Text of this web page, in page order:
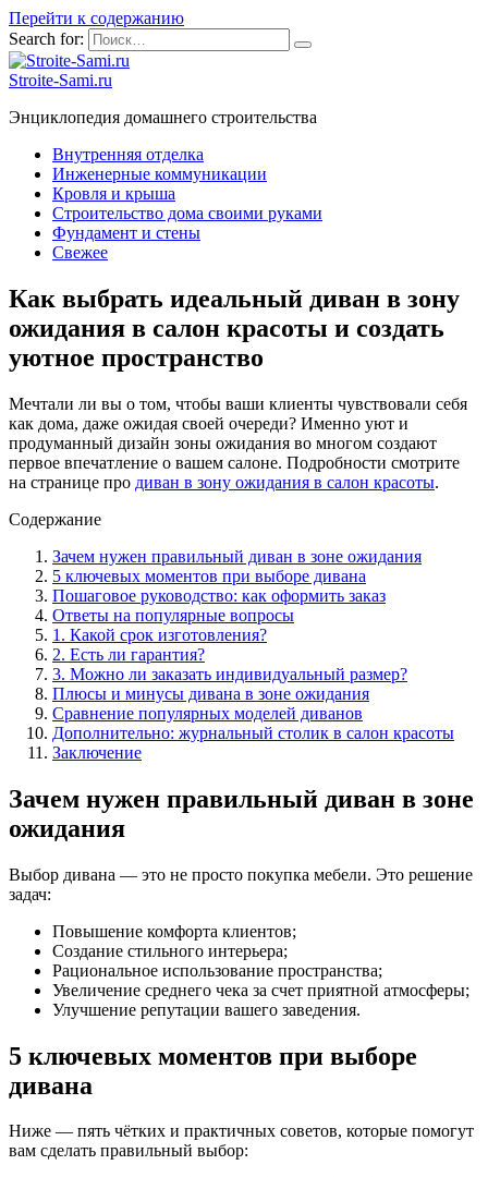
Перейти к содержанию
Search for:
Stroite-Sami.ru
Энциклопедия домашнего строительства
Внутренняя отделка
Инженерные коммуникации
Кровля и крыша
Строительство дома своими руками
Фундамент и стены
Свежее
Как выбрать идеальный диван в зону
ожидания в салон красоты и создать
уютное пространство
Мечтали ли вы о том, чтобы ваши клиенты чувствовали себя
как дома, даже ожидая своей очереди? Именно уют и
продуманный дизайн зоны ожидания во многом создают
первое впечатление о вашем салоне. Подробности смотрите
на странице про диван в зону ожидания в салон красоты.
Содержание
Зачем нужен правильный диван в зоне ожидания
5 ключевых моментов при выборе дивана
Пошаговое руководство: как оформить заказ
Ответы на популярные вопросы
1. Какой срок изготовления?
2. Есть ли гарантия?
3. Можно ли заказать индивидуальный размер?
Плюсы и минусы дивана в зоне ожидания
Сравнение популярных моделей диванов
Дополнительно: журнальный столик в салон красоты
Заключение
Зачем нужен правильный диван в зоне
ожидания
Выбор дивана — это не просто покупка мебели. Это решение
задач:
Повышение комфорта клиентов;
Создание стильного интерьера;
Рациональное использование пространства;
Увеличение среднего чека за счет приятной атмосферы;
Улучшение репутации вашего заведения.
5 ключевых моментов при выборе
дивана
Ниже — пять чётких и практичных советов, которые помогут
вам сделать правильный выбор: